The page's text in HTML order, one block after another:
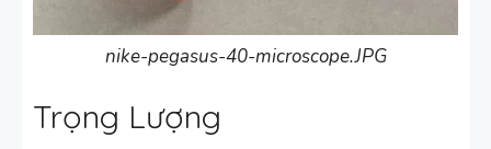
nike-pegasus-40-microscope.JPG
Trọng Lượng